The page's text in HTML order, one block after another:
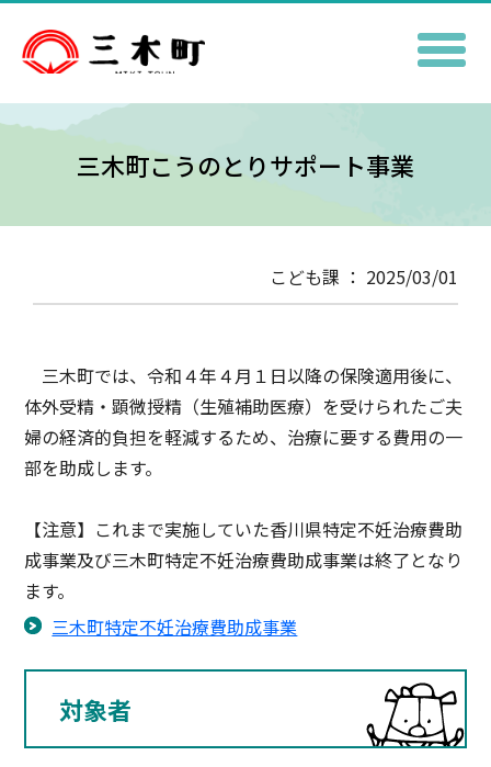
三木町こうのとりサポート事業
こども課 ： 2025/03/01
三木町では、令和４年４月１日以降の保険適用後に、
体外受精・顕微授精（生殖補助医療）を受けられたご夫
婦の経済的負担を軽減するため、治療に要する費用の一
部を助成します。
【注意】これまで実施していた香川県特定不妊治療費助
成事業及び三木町特定不妊治療費助成事業は終了となり
ます。
三木町特定不妊治療費助成事業
対象者